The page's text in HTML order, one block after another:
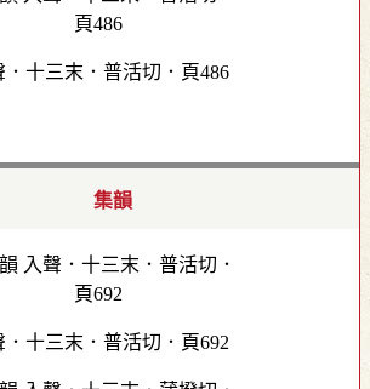
．十三末．普活切．頁486
集韻
．十三末．普活切．頁692